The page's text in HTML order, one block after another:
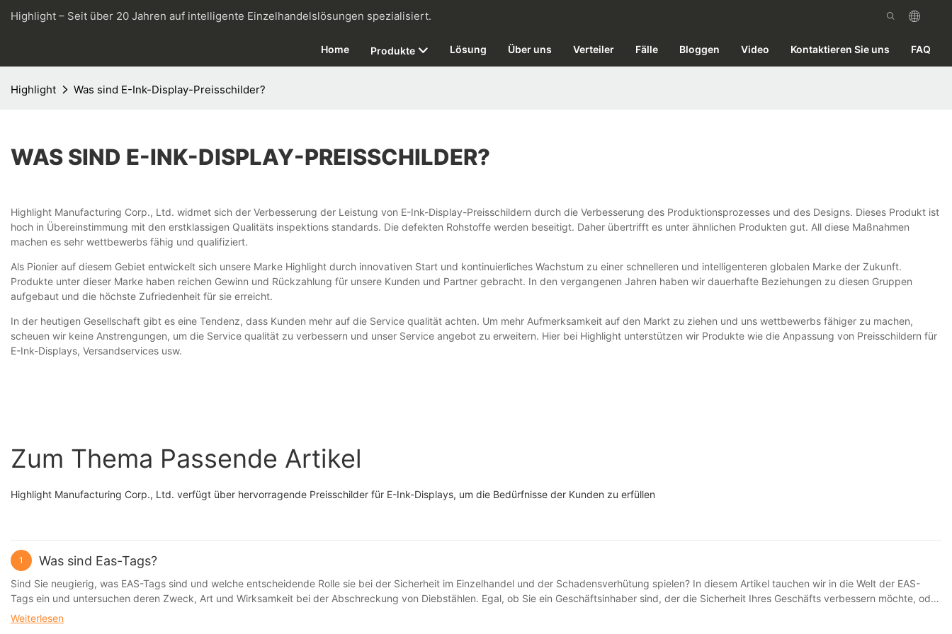
Highlight – Seit über 20 Jahren auf intelligente Einzelhandelslösungen spezialisiert.
Home Produkte Lösung Über uns Verteiler Fälle Bloggen Video Kontaktieren Sie uns FAQ
Highlight Was sind E-Ink-Display-Preisschilder?
WAS SIND E-INK-DISPLAY-PREISSCHILDER?
Highlight Manufacturing Corp., Ltd. widmet sich der Verbesserung der Leistung von E-Ink-Display-Preisschildern durch die Verbesserung des Produktionsprozesses und des Designs. Dieses Produkt ist
hoch in Übereinstimmung mit den erstklassigen Qualitäts inspektions standards. Die defekten Rohstoffe werden beseitigt. Daher übertrifft es unter ähnlichen Produkten gut. All diese Maßnahmen
machen es sehr wettbewerbs fähig und qualifiziert.
Als Pionier auf diesem Gebiet entwickelt sich unsere Marke Highlight durch innovativen Start und kontinuierliches Wachstum zu einer schnelleren und intelligenteren globalen Marke der Zukunft.
Produkte unter dieser Marke haben reichen Gewinn und Rückzahlung für unsere Kunden und Partner gebracht. In den vergangenen Jahren haben wir dauerhafte Beziehungen zu diesen Gruppen
aufgebaut und die höchste Zufriedenheit für sie erreicht.
In der heutigen Gesellschaft gibt es eine Tendenz, dass Kunden mehr auf die Service qualität achten. Um mehr Aufmerksamkeit auf den Markt zu ziehen und uns wettbewerbs fähiger zu machen,
scheuen wir keine Anstrengungen, um die Service qualität zu verbessern und unser Service angebot zu erweitern. Hier bei Highlight unterstützen wir Produkte wie die Anpassung von Preisschildern für
E-Ink-Displays, Versandservices usw.
Zum Thema Passende Artikel
Highlight Manufacturing Corp., Ltd. verfügt über hervorragende Preisschilder für E-Ink-Displays, um die Bedürfnisse der Kunden zu erfüllen
1 Was sind Eas-Tags?
Sind Sie neugierig, was EAS-Tags sind und welche entscheidende Rolle sie bei der Sicherheit im Einzelhandel und der Schadensverhütung spielen? In diesem Artikel tauchen wir in die Welt der EAS-
Tags ein und untersuchen deren Zweck, Art und Wirksamkeit bei der Abschreckung von Diebstählen. Egal, ob Sie ein Geschäftsinhaber sind, der die Sicherheit Ihres Geschäfts verbessern möchte, oder
ein neugieriger Verbraucher, dieser Artikel bietet Ihnen wertvolle Einblicke in die Rolle von EAS-Tags im Einzelhandel. EAS-Tags: Eine wesentliche Sicherheitsmaßnahme im Einzelhandel Im heutigen
Weiterlesen